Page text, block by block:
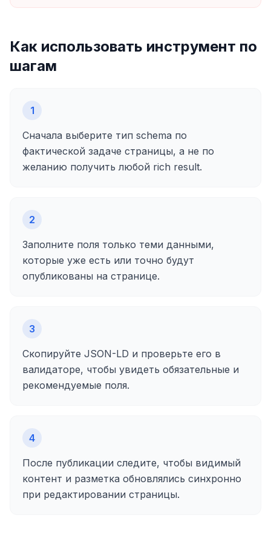
Как использовать инструмент по
шагам
1
Сначала выберите тип schema по
фактической задаче страницы, а не по
желанию получить любой rich result.
2
Заполните поля только теми данными,
которые уже есть или точно будут
опубликованы на странице.
3
Скопируйте JSON-LD и проверьте его в
валидаторе, чтобы увидеть обязательные и
рекомендуемые поля.
4
После публикации следите, чтобы видимый
контент и разметка обновлялись синхронно
при редактировании страницы.